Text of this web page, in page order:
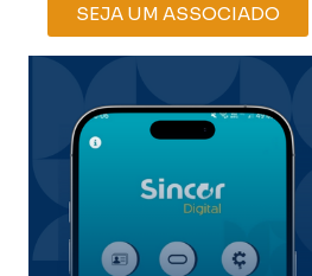
SEJA UM ASSOCIADO